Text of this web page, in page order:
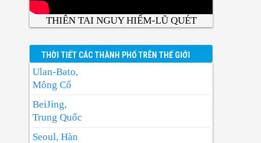
THIÊN TAI NGUY HIỂM-LŨ QUÉT
THỜI TIẾT CÁC THÀNH PHỐ TRÊN THẾ GIỚI
Ulan-Bato,
Mông Cổ
BeiJing,
Trung Quốc
Seoul, Hàn